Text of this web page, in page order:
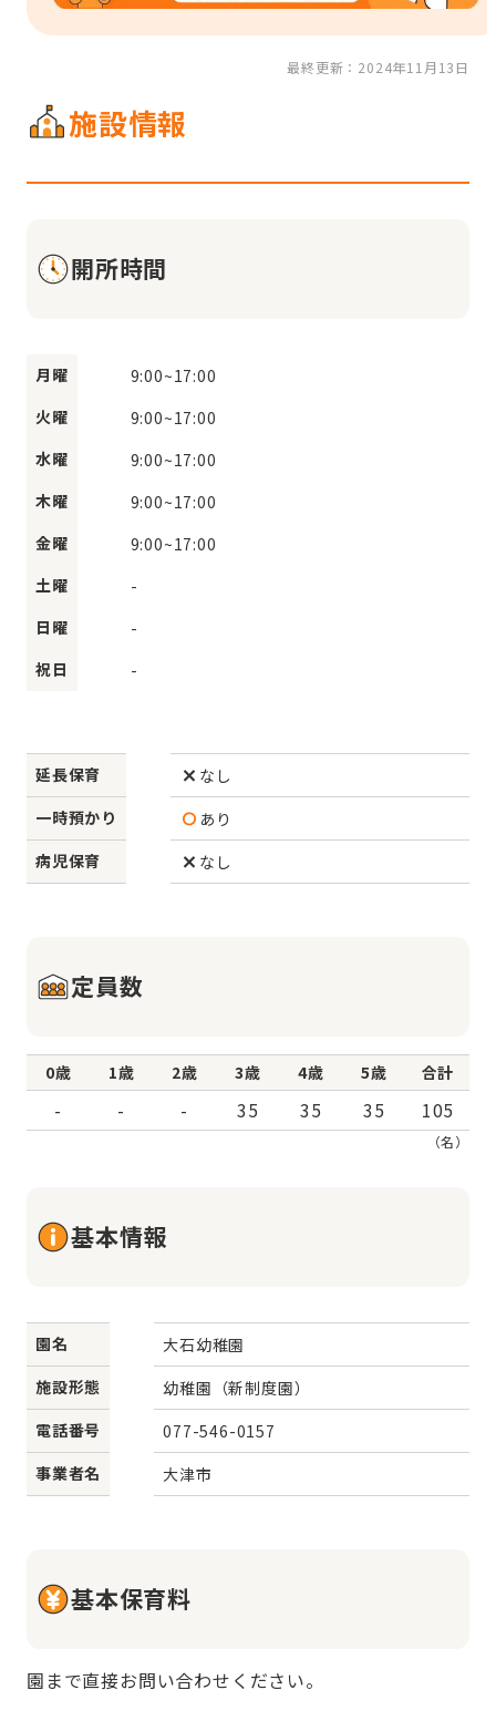
最終更新：2024年11月13日
施設情報
開所時間
月曜 9:00~17:00
火曜
9:00~17:00
水曜
9:00~17:00
木曜
9:00~17:00
金曜
9:00~17:00
土曜
-
日曜
-
祝日
-
延長保育
なし
一時預かり
あり
病児保育
なし
定員数
0歳 1歳 2歳 3歳 4歳 5歳 合計
- - - 35 35 35 105
（名）
基本情報
園名
大石幼稚園
施設形態
幼稚園（新制度園）
電話番号
077-546-0157
事業者名
大津市
基本保育料
園まで直接お問い合わせください。